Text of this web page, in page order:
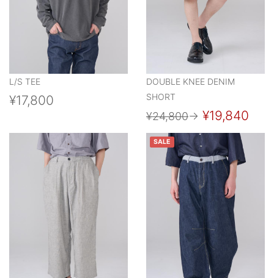
L/S TEE
¥17,800
DOUBLE KNEE DENIM
SHORT
¥24,800→ ¥19,840
SALE